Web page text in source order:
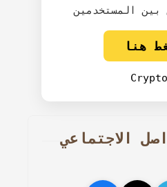
المستخدمين
هنا
الاجتماعي